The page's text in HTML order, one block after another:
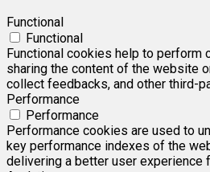
Functional
Functional
Functional cookies help to perform
sharing the content of the website
collect feedbacks, and other third-
Performance
Performance
Performance cookies are used to
key performance indexes of the
delivering a better user experience